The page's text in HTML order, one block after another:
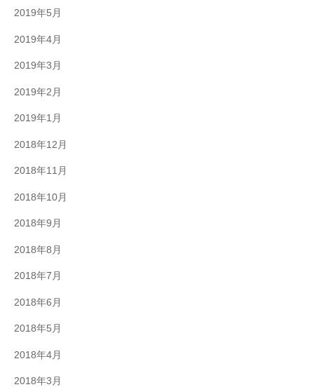
2019年5月
2019年4月
2019年3月
2019年2月
2019年1月
2018年12月
2018年11月
2018年10月
2018年9月
2018年8月
2018年7月
2018年6月
2018年5月
2018年4月
2018年3月